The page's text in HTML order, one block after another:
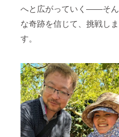
へと広がっていく――そん
な奇跡を信じて、挑戦しま
す。